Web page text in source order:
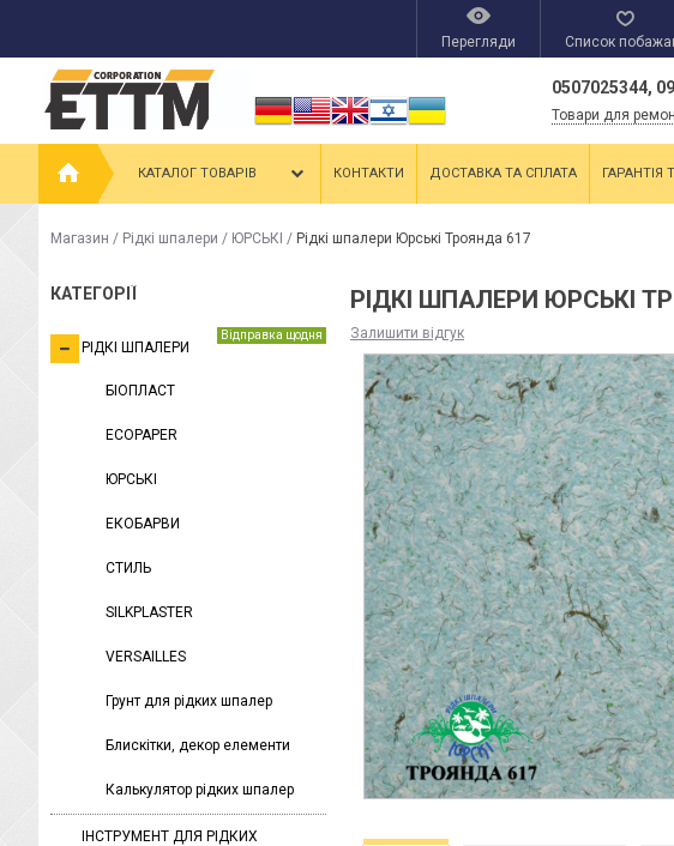
Перегляди Список
0507025344,
Товари для
КАТАЛОГ ТОВАРІВ КОНТАКТИ ДОСТАВКА ТА СПЛАТА ГАРАНТІЯ
Магазин / Рідкі шпалери / ЮРСЬКІ / Рідкі шпалери Юрські Троянда 617
КАТЕГОРІЇ
РІДКІ ШПАЛЕРИ
Відправка щодня
БІОПЛАСТ
ECOPAPER
ЮРСЬКІ
ЕКОБАРВИ
СТИЛЬ
SILKPLASTER
VERSAILLES
Грунт для рідких шпалер
Блискітки, декор елементи
Калькулятор рідких шпалер
ІНСТРУМЕНТ ДЛЯ РІДКИХ
РІДКІ ШПАЛЕРИ ЮРСЬКІ
Залишити відгук